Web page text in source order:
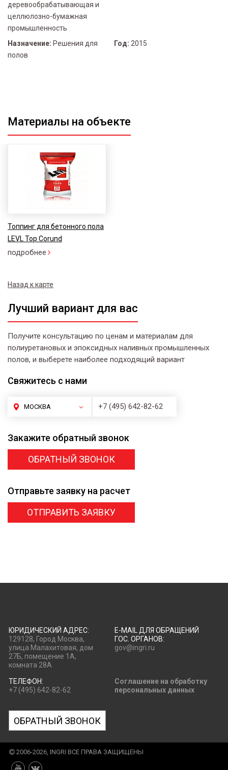
деревообрабатывающая и
целлюлозно-бумажная
промышленность
Назначение: Решения для
полов
Год: 2015
Материалы на объекте
Топпинг для бетонного пола
LEVL Top Corund
подробнее
Назад к карте
Лучший вариант для вас
Получите консультацию по ценам и материалам для
полиуретановых и эпоксидных наливных промышленных
полов, и выберете наиболее подходящий вариант
Свяжитесь с нами
МОСКВА +7 (495) 642-82-62
Закажите обратный звонок
ОБРАТНЫЙ ЗВОНОК
Отправьте заявку на расчет
ОТПРАВИТЬ ЗАЯВКУ
ЮРИДИЧЕСКИЙ АДРЕС:
129128, Город Москва,
улица Малахитовая, дом
27Б, помещение 1А,
комната 28А
E-MAIL ДЛЯ ОБРАЩЕНИЙ
ГОС. ОРГАНОВ:
gov@ingri.ru
ТЕЛЕФОН:
+7 (495) 642-82-62
Соглашение на обработку
персональных данных
ОБРАТНЫЙ ЗВОНОК
2006-2026, INGRI ВСЕ ПРАВА ЗАЩИЩЕНЫ